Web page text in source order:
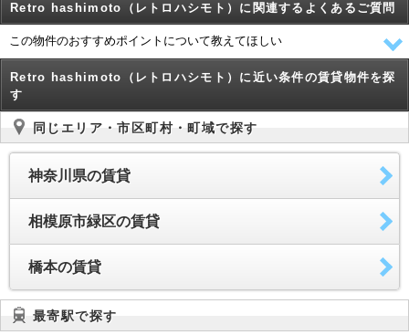
Retro hashimoto（レトロハシモト）に関連するよくあるご質問
この物件のおすすめポイントについて教えてほしい
Retro hashimoto（レトロハシモト）に近い条件の賃貸物件を探
す
同じエリア・市区町村・町域で探す
神奈川県の賃貸
相模原市緑区の賃貸
橋本の賃貸
最寄駅で探す